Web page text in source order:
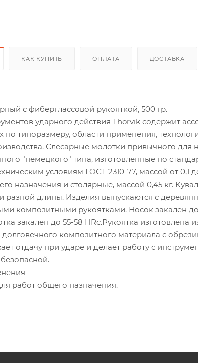
КАК КУПИТЬ ОПЛАТА ДОСТАВКА
с фиберглассовой рукояткой, 500 гр.
ударного действия Thorvik содержит
по типоразмеру, области применения,
Слесарные молотки привычного для
"немецкого" типа, изготовленные по
условиям ГОСТ 2310-77, массой от 0,1
назначения и столярные, массой 0,45 кг.
разной длины. Изделия выпускаются с
композитными рукоятками. Носок закален
закален до 55-58 HRc.Рукоятка изготовлена
композитного материала с
отдачу при ударе и делает работу с
работ общего назначения.